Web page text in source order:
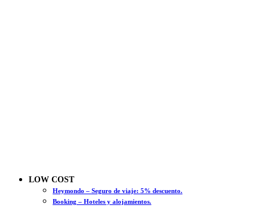
LOW COST
Heymondo – Seguro de viaje: 5% descuento.
Booking – Hoteles y alojamientos.